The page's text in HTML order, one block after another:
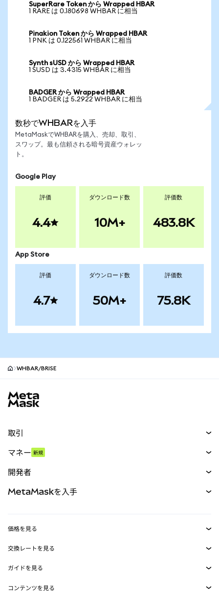
SuperRare Token から Wrapped HBAR
1 RARE は 0.180698 WHBAR に相当
Pinakion Token から Wrapped HBAR
1 PNK は 0.122561 WHBAR に相当
Synth sUSD から Wrapped HBAR
1 SUSD は 3.4315 WHBAR に相当
BADGER から Wrapped HBAR
1 BADGER は 5.2922 WHBAR に相当
数秒でWHBARを入手
MetaMaskでWHBARを購入、売却、取引、
スワップ。最も信頼される暗号資産ウォレッ
ト。
Google Play
評価
4.4
ダウンロード数
10M+
評価数
483.8K
App Store
評価
4.7
ダウンロード数
50M+
評価数
75.8K
WHBAR/BRISE
取引
パーペチュアル
RWA
マネー 新規
開発者
MetaMask Connect
Snaps
Web3サービス
MetaMaskを入手
セキュリティ
サポート
価格を見る
イーサリアムの価格
Solanaの価格
交換レートを見る
ETH→USD
USDT→INR
ガイドを見る
ETHの購入
コンテンツを見る